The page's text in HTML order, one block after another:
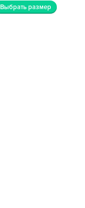
Выбрать размер